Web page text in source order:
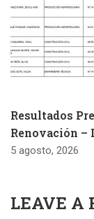
Resultados
Renovación –
5 agosto, 2026
LEAVE A